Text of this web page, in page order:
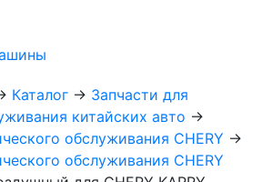
Каталог → Запчасти для
китайских авто →
обслуживания CHERY →
обслуживания CHERY